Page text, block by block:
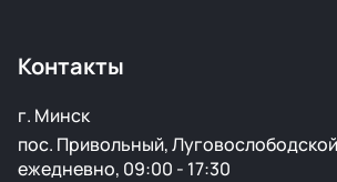
Контакты
г. Минск
пос. Привольный,
ежедневно, 09:00 - 17:30